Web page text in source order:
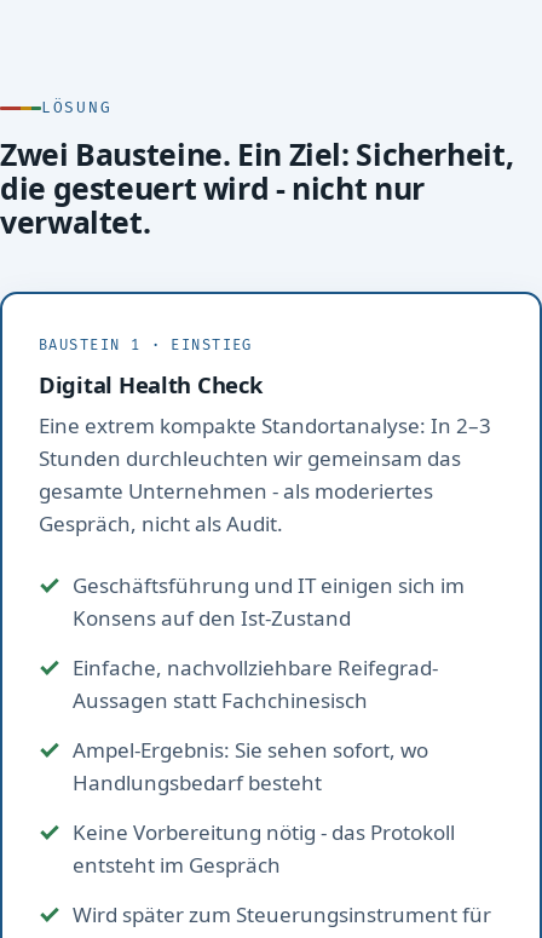
LÖSUNG
Zwei Bausteine. Ein Ziel: Sicherheit,
die gesteuert wird - nicht nur
verwaltet.
BAUSTEIN 1 · EINSTIEG
Digital Health Check
Eine extrem kompakte Standortanalyse: In 2–3
Stunden durchleuchten wir gemeinsam das
gesamte Unternehmen - als moderiertes
Gespräch, nicht als Audit.
Geschäftsführung und IT einigen sich im
Konsens auf den Ist-Zustand
Einfache, nachvollziehbare Reifegrad-
Aussagen statt Fachchinesisch
Ampel-Ergebnis: Sie sehen sofort, wo
Handlungsbedarf besteht
Keine Vorbereitung nötig - das Protokoll
entsteht im Gespräch
Wird später zum Steuerungs­instrument für